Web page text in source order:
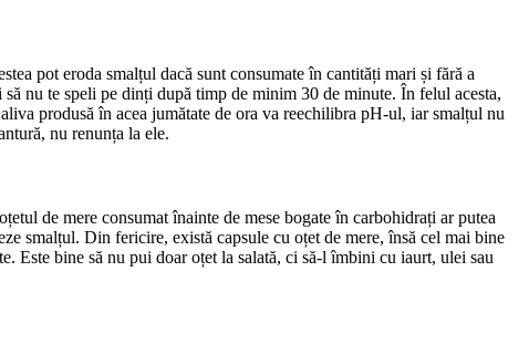
pot eroda smalțul dacă sunt consumate în cantități mari și fără a
nu te speli pe dinți după timp de minim 30 de minute. În felul acesta,
produsă în acea jumătate de ora va reechilibra pH-ul, iar smalțul nu
nu renunța la ele.
de mere consumat înainte de mese bogate în carbohidrați ar putea
smalțul. Din fericire, există capsule cu oțet de mere, însă cel mai bine
Este bine să nu pui doar oțet la salată, ci să-l îmbini cu iaurt, ulei sau